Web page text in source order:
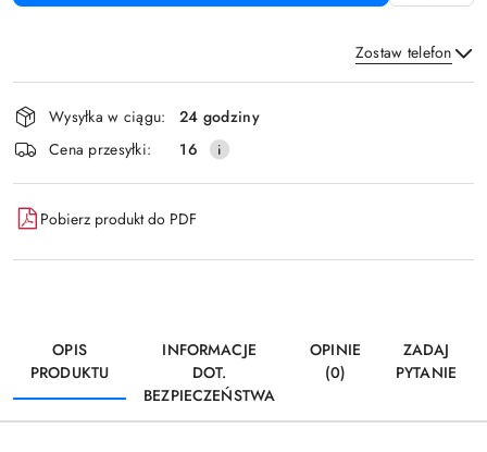
Zostaw telefon
Wyślij
Dostępność
i
dostawa
Wysyłka w ciągu:
24 godziny
Cena przesyłki:
16
Pobierz produkt do PDF
OPIS
PRODUKTU
INFORMACJE
DOT.
BEZPIECZEŃSTWA
OPINIE
(0)
ZADAJ
PYTANIE